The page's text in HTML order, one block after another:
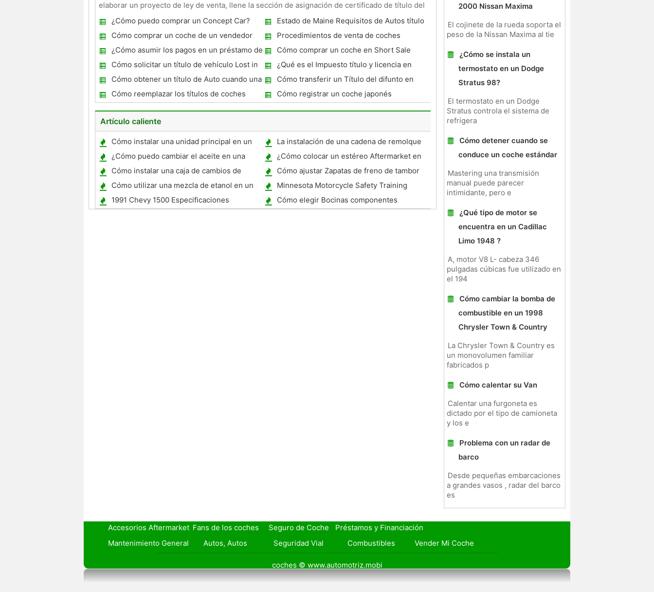
elaborar un proyecto de ley de venta, llene la sección de asignación de certificado de título del
¿Cómo puedo comprar un Concept Car?
Estado de Maine Requisitos de Autos título
Cómo comprar un coche de un vendedor
privado
Procedimientos de venta de coches
privados
¿Cómo asumir los pagos en un préstamo de
coche a un vendedor privado
Cómo comprar un coche en Short Sale
Cómo solicitar un título de vehículo Lost in
Michigan
¿Qué es el Impuesto título y licencia en
Alabama ?
Cómo obtener un título de Auto cuando una
persona ha muerto en Arizona
Cómo transferir un Título del difunto en
Pennsylvania
Cómo reemplazar los títulos de coches
clásicos
Cómo registrar un coche japonés
Artículo caliente
Cómo instalar una unidad principal en un
Jeep Wrangler 2001
La instalación de una cadena de remolque
en un marco de GM
¿Cómo puedo cambiar el aceite en una
NV4500 Trans?
¿Cómo colocar un estéreo Aftermarket en
un Ford Focus ZX3 2001
Cómo instalar una caja de cambios de
encargo
Cómo ajustar Zapatas de freno de tambor
Cómo utilizar una mezcla de etanol en un
Nissan Maxima
Minnesota Motorcycle Safety Training
1991 Chevy 1500 Especificaciones
Cómo elegir Bocinas componentes
2000 Nissan Maxima
El cojinete de la rueda soporta el
peso de la Nissan Maxima al tie
¿Cómo se instala un
termostato en un Dodge
Stratus 98?
El termostato en un Dodge
Stratus controla el sistema de
refrigera
Cómo detener cuando se
conduce un coche estándar
Mastering una transmisión
manual puede parecer
intimidante, pero e
¿Qué tipo de motor se
encuentra en un Cadillac
Limo 1948 ?
A, motor V8 L- cabeza 346
pulgadas cúbicas fue utilizado en
el 194
Cómo cambiar la bomba de
combustible en un 1998
Chrysler Town & Country
La Chrysler Town & Country es
un monovolumen familiar
fabricados p
Cómo calentar su Van
Calentar una furgoneta es
dictado por el tipo de camioneta
y los e
Problema con un radar de
barco
Desde pequeñas embarcaciones
a grandes vasos , radar del barco
es
Accesorios Aftermarket Fans de los coches Seguro de Coche
Préstamos y Financiación
Mantenimiento General
Autos, Autos Seguridad Vial Combustibles Vender Mi Coche
coches © www.automotriz.mobi